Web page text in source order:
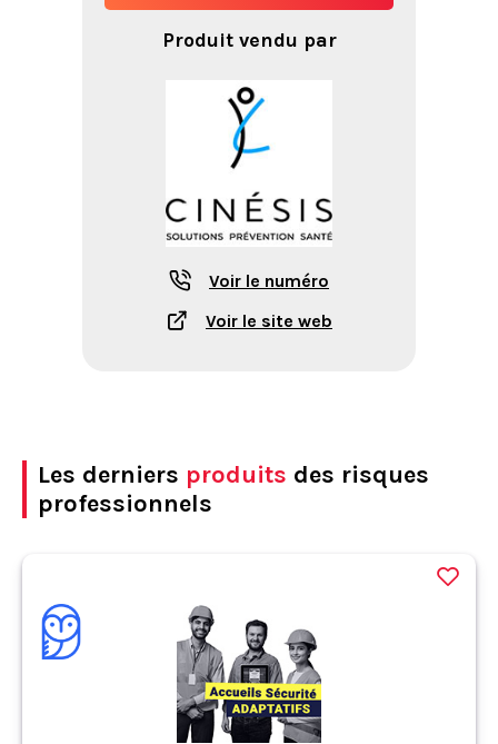
Produit vendu par
Voir le numéro
Voir le site web
Les derniers produits des risques
professionnels